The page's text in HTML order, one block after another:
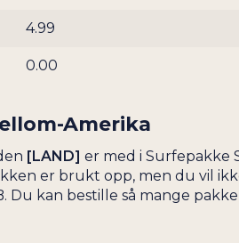
GRØNLAND
GUADELOUPE
GUAM
4.99
0.00
Amerika
[LAND] er med i Surfepakke
er brukt opp, men du vil
kan bestille så mange